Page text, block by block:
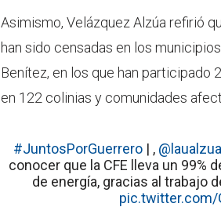
Asimismo, Velázquez Alzúa refirió
han sido censadas en los
Benítez, en los que han participado
en 122 colinias y comunidades
#JuntosPorGuerrero| , @laualzua
conocer que la CFE lleva un 99%
de energía, gracias al trabajo
pic.twitter.com/